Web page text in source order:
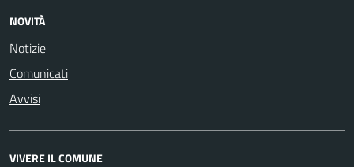
NOVITÀ
Notizie
Comunicati
Avvisi
VIVERE IL COMUNE